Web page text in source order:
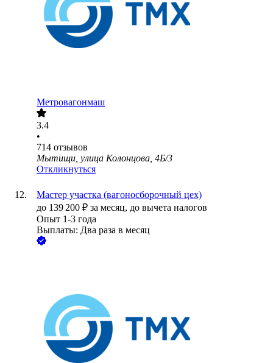
Метровагонмаш
3.4
•
714 отзывов
Мытищи, улица Колонцова, 4Б/3
Откликнуться
Мастер участка (вагоносборочный цех)
до 139 200 ₽ за месяц, до вычета налогов
Опыт 1-3 года
Выплаты: Два раза в месяц